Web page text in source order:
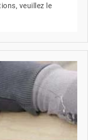
veuillez le